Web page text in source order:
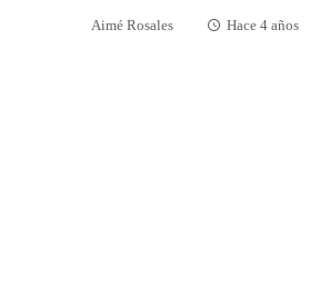
Aimé Rosales Hace 4 años